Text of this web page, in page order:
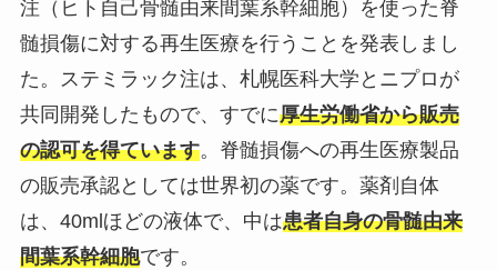
注 （ ヒト自己骨髄由来間葉系幹細胞）を使った脊
髄損傷に対する再生医療を行うことを発表しまし
た。ステミラック注は、札幌医科大学とニプロが
共同開発したもので、すでに厚生労働省から販売
の認可を得ています。脊髄損傷への再生医療製品
の販売承認としては世界初の薬です。薬剤自体
は、40mlほどの液体で、中は患者自身の骨髄由来
間葉系幹細胞です。